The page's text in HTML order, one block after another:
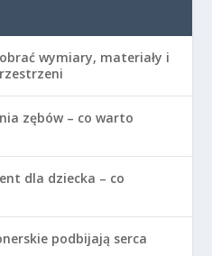
wymiary, materiały i
zębów – co warto
dla dziecka – co
podbijają serca